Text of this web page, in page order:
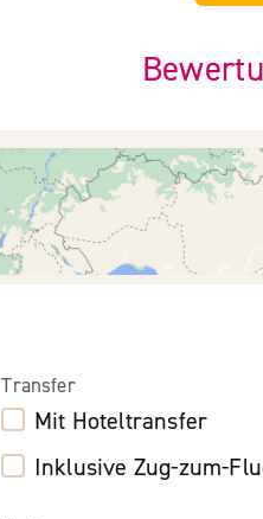
Transfer
Mit Hoteltransfer
Inklusive Zug-zum-